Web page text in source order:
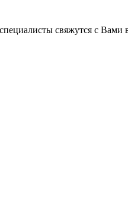
свяжутся с